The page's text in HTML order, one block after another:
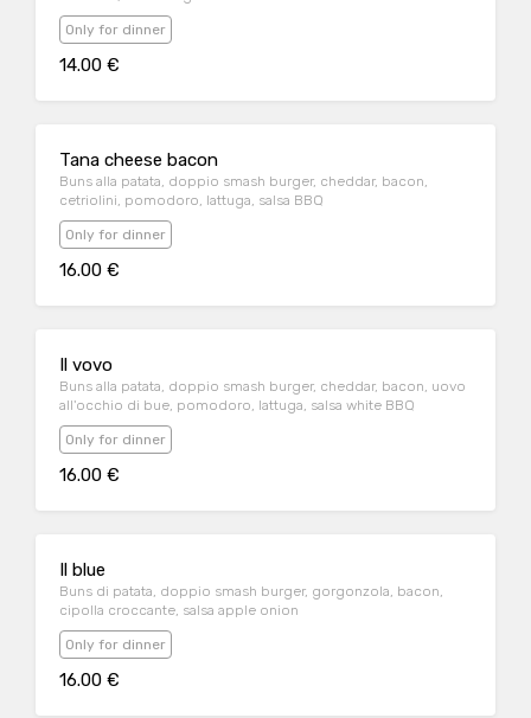
Only for dinner
14.00 €
Tana cheese bacon
Buns alla patata, doppio smash burger, cheddar, bacon,
cetriolini, pomodoro, lattuga, salsa BBQ
Only for dinner
16.00 €
Il vovo
Buns alla patata, doppio smash burger, cheddar, bacon, uovo
all'occhio di bue, pomodoro, lattuga, salsa white BBQ
Only for dinner
16.00 €
Il blue
Buns di patata, doppio smash burger, gorgonzola, bacon,
cipolla croccante, salsa apple onion
Only for dinner
16.00 €